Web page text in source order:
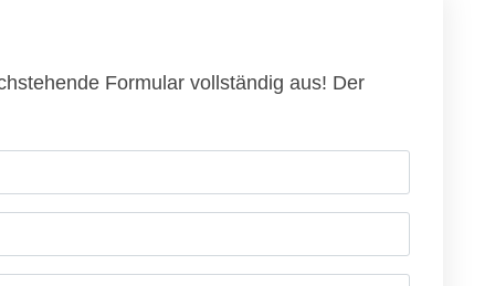
Formular vollständig aus! Der